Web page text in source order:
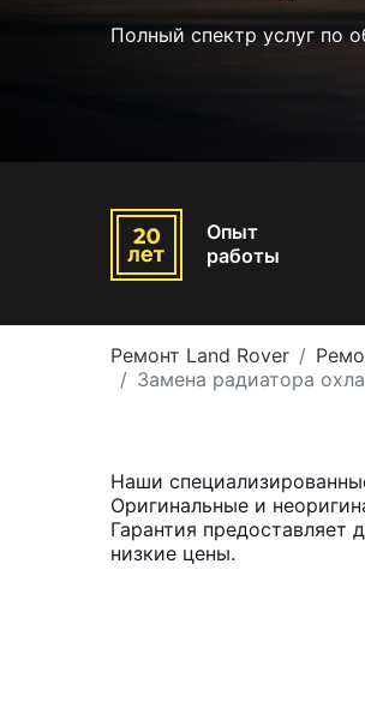
Полный спектр услуг по
Опыт
работы
Ремонт Land Rover
Замена радиатора
Наши
Оригинальные и
Гарантия
низкие цены.